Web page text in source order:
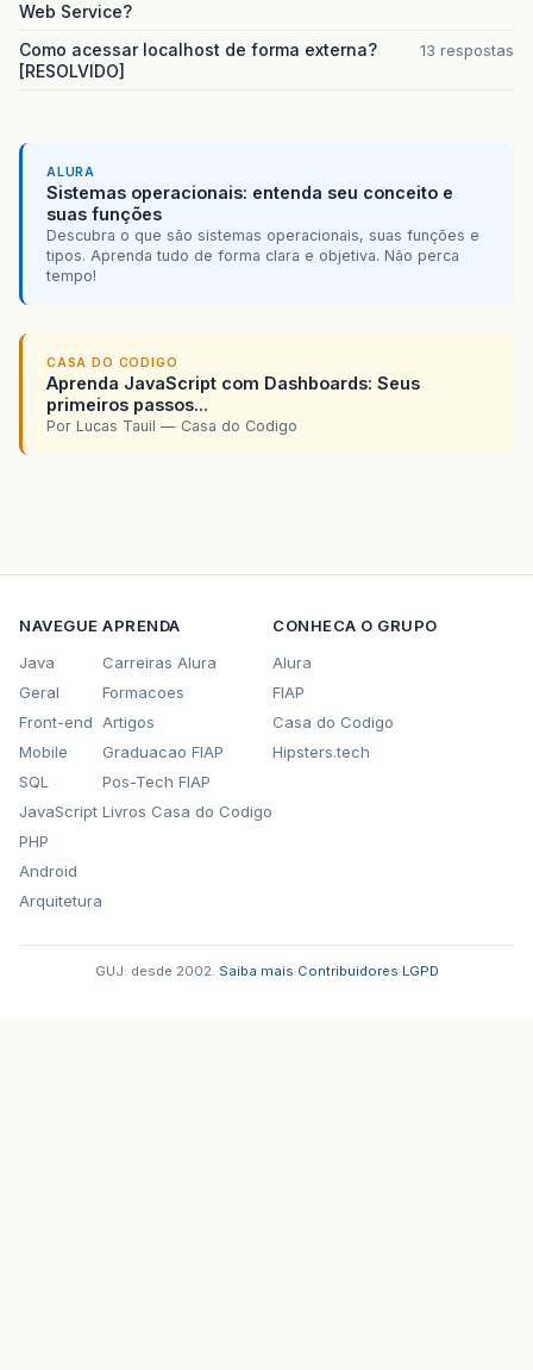
Web Service?
Como acessar localhost de forma externa?
[RESOLVIDO]
13 respostas
ALURA
Sistemas operacionais: entenda seu conceito e
suas funções
Descubra o que são sistemas operacionais, suas funções e
tipos. Aprenda tudo de forma clara e objetiva. Não perca
tempo!
CASA DO CODIGO
Aprenda JavaScript com Dashboards: Seus
primeiros passos...
Por Lucas Tauil — Casa do Codigo
NAVEGUE
Java
Geral
Front-end
Mobile
SQL
JavaScript
PHP
Android
Arquitetura
APRENDA
Carreiras Alura
Formacoes
Artigos
Graduacao FIAP
Pos-Tech FIAP
Livros Casa do Codigo
CONHECA O GRUPO
Alura
FIAP
Casa do Codigo
Hipsters.tech
GUJ: desde 2002. Saiba mais Contribuidores LGPD